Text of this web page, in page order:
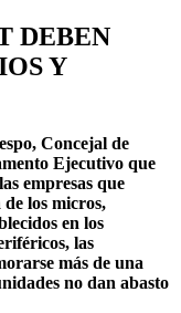
DEBEN
Y
Concejal de
Ejecutivo que
empresas que
los micros,
en los
las
más de una
no dan abasto